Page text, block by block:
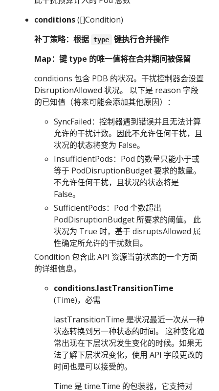
conditions([]Condition)
补丁策略：根据 type
键执行合并操作
Map：键 type 的唯一值将在合并期间被保留
conditions 包含 PDB 的状况。干扰控制器会设置
DisruptionAllowed 状况。 以下是 reason 字段
的已知值（将来可能会添加其他原因）：
SyncFailed：控制器遇到错误并且无法计算
允许的干扰计数。因此不允许任何干扰，且
状况的状态将变为 False。
InsufficientPods：Pod 的数量只能小于或
等于 PodDisruptionBudget 要求的数量。
不允许任何干扰，且状况的状态将是
False。
SufficientPods：Pod 个数超出
PodDisruptionBudget 所要求的阈值。 此
状况为 True 时，基于 disruptsAllowed 属
性确定所允许的干扰数目。
Condition 包含此 API 资源当前状态的一个方面
的详细信息。
conditions.lastTransitionTime
(Time)，必需
lastTransitionTime 是状况最近一次从一种
状态转换到另一种状态的时间。 这种变化通
常出现在下层状况发生变化的时候。如果无
法了解下层状况变化，使用 API 字段更改的
时间也是可以接受的。
Time 是 time.Time 的包装器，它支持对